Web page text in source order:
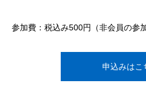
参加費：税込み500円（非会員の参
申込みはこ